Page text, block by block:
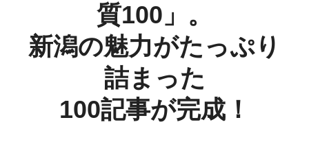
質100」。
新潟の魅力がたっぷり
詰まった
100記事が完成！